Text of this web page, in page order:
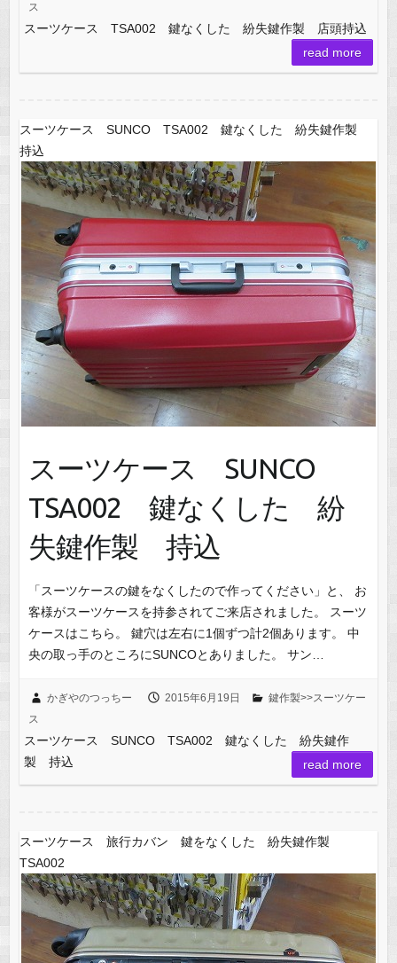
ス
スーツケース TSA002 鍵なくした 紛失鍵作製 店頭持込
read more
スーツケース SUNCO TSA002 鍵なくした 紛失鍵作製
持込
スーツケース SUNCO
TSA002 鍵なくした 紛
失鍵作製 持込
「スーツケースの鍵をなくしたので作ってください」と、 お
客様がスーツケースを持参されてご来店されました。 スーツ
ケースはこちら。 鍵穴は左右に1個ずつ計2個あります。 中
央の取っ手のところにSUNCOとありました。 サン…
かぎやのつっちー 2015年6月19日
鍵作製>>スーツケー
ス
スーツケース SUNCO TSA002 鍵なくした 紛失鍵作
製 持込
read more
スーツケース 旅行カバン 鍵をなくした 紛失鍵作製
TSA002